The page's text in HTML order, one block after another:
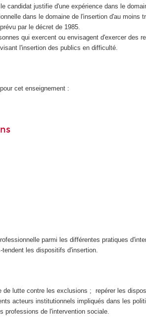
candidat justifie d'une expérience dans le
dans le domaine de l'insertion d'au moins
par le décret de 1985.
qui exercent ou envisagent d'exercer des
l'insertion des publics en difficulté.
cet enseignement :
parmi les différentes pratiques
les dispositifs d'insertion.
de lutte contre les exclusions ; repérer les
acteurs institutionnels impliqués dans les
professions de l'intervention sociale.